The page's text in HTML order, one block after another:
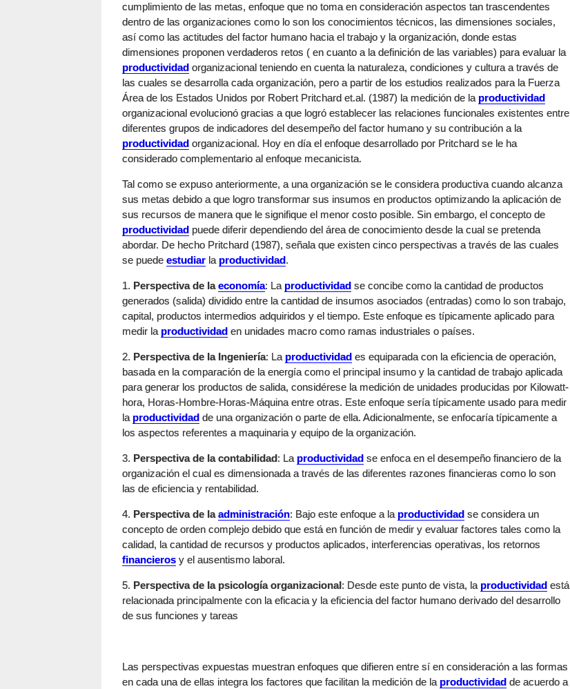
cumplimiento de las metas, enfoque que no toma en consideración aspectos tan trascendentes
dentro de las organizaciones como lo son los conocimientos técnicos, las dimensiones sociales,
así como las actitudes del factor humano hacia el trabajo y la organización, donde estas
dimensiones proponen verdaderos retos ( en cuanto a la definición de las variables) para evaluar la
productividad organizacional teniendo en cuenta la naturaleza, condiciones y cultura a través de
las cuales se desarrolla cada organización, pero a partir de los estudios realizados para la Fuerza
Área de los Estados Unidos por Robert Pritchard et.al. (1987) la medición de la productividad
organizacional evolucionó gracias a que logró establecer las relaciones funcionales existentes entre
diferentes grupos de indicadores del desempeño del factor humano y su contribución a la
productividad organizacional. Hoy en día el enfoque desarrollado por Pritchard se le ha
considerado complementario al enfoque mecanicista.
Tal como se expuso anteriormente, a una organización se le considera productiva cuando alcanza
sus metas debido a que logro transformar sus insumos en productos optimizando la aplicación de
sus recursos de manera que le signifique el menor costo posible. Sin embargo, el concepto de
productividad puede diferir dependiendo del área de conocimiento desde la cual se pretenda
abordar. De hecho Pritchard (1987), señala que existen cinco perspectivas a través de las cuales
se puede estudiar la productividad.
1. Perspectiva de laeconomía: La productividad se concibe como la cantidad de productos
generados (salida) dividido entre la cantidad de insumos asociados (entradas) como lo son trabajo,
capital, productos intermedios adquiridos y el tiempo. Este enfoque es típicamente aplicado para
medir la productividad en unidades macro como ramas industriales o países.
2. Perspectiva de la Ingeniería: La productividad es equiparada con la eficiencia de operación,
basada en la comparación de la energía como el principal insumo y la cantidad de trabajo aplicada
para generar los productos de salida, considérese la medición de unidades producidas por Kilowatt-
hora, Horas-Hombre-Horas-Máquina entre otras. Este enfoque sería típicamente usado para medir
la productividad de una organización o parte de ella. Adicionalmente, se enfocaría típicamente a
los aspectos referentes a maquinaria y equipo de la organización.
3. Perspectiva de la contabilidad: La productividad se enfoca en el desempeño financiero de la
organización el cual es dimensionada a través de las diferentes razones financieras como lo son
las de eficiencia y rentabilidad.
4. Perspectiva de laadministración: Bajo este enfoque a la productividad se considera un
concepto de orden complejo debido que está en función de medir y evaluar factores tales como la
calidad, la cantidad de recursos y productos aplicados, interferencias operativas, los retornos
financieros y el ausentismo laboral.
5. Perspectiva de la psicología organizacional: Desde este punto de vista, la productividad está
relacionada principalmente con la eficacia y la eficiencia del factor humano derivado del desarrollo
de sus funciones y tareas
Las perspectivas expuestas muestran enfoques que difieren entre sí en consideración a las formas
en cada una de ellas integra los factores que facilitan la medición de la productividad de acuerdo a